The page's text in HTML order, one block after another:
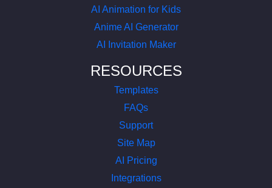
AI Animation for Kids
Anime AI Generator
AI Invitation Maker
RESOURCES
Templates
FAQs
Support
Site Map
AI Pricing
Integrations